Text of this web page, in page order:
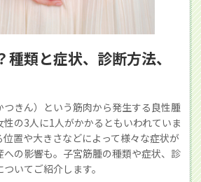
種類と症状、診断方法、
つきん）という筋肉から発生する良性腫
の3人に1人がかかるともいわれていま
置や大きさなどによって様々な症状が
への影響も。子宮筋腫の種類や症状、診
いてご紹介します。